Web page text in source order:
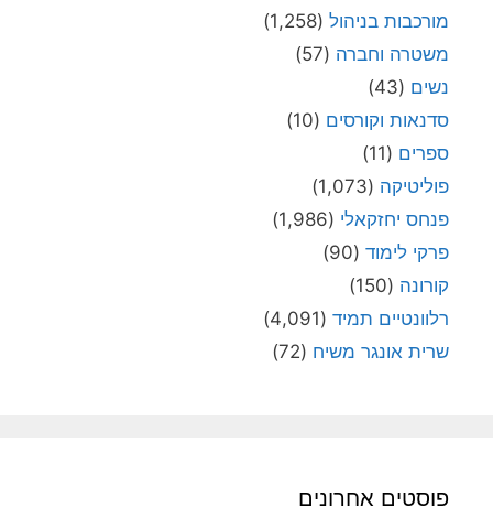
מורכבות בניהול (1,258)
משטרה וחברה (57)
נשים (43)
סדנאות וקורסים (10)
ספרים (11)
פוליטיקה (1,073)
פנחס יחזקאלי (1,986)
פרקי לימוד (90)
קורונה (150)
רלוונטיים תמיד (4,091)
שרית אונגר משיח (72)
פוסטים אחרונים